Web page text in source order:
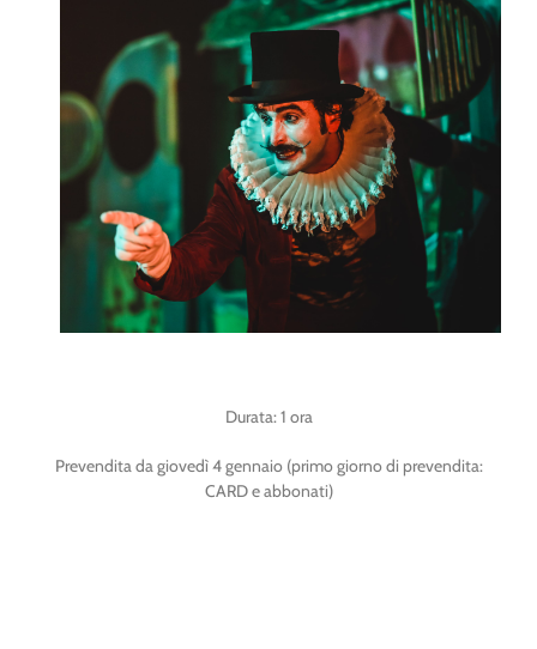
Durata: 1 ora
Prevendita da giovedì 4 gennaio (primo giorno di prevendita:
CARD e abbonati)